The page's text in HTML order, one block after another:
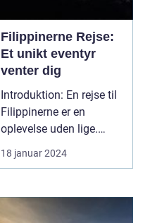
Filippinerne Rejse:
Et unikt eventyr
venter dig
Introduktion: En rejse til
Filippinerne er en
oplevelse uden lige.
Dette sydøstasiatiske
paradis, der består af
byder på en overflod af
kulturelle, naturlige og
18 januar 2024